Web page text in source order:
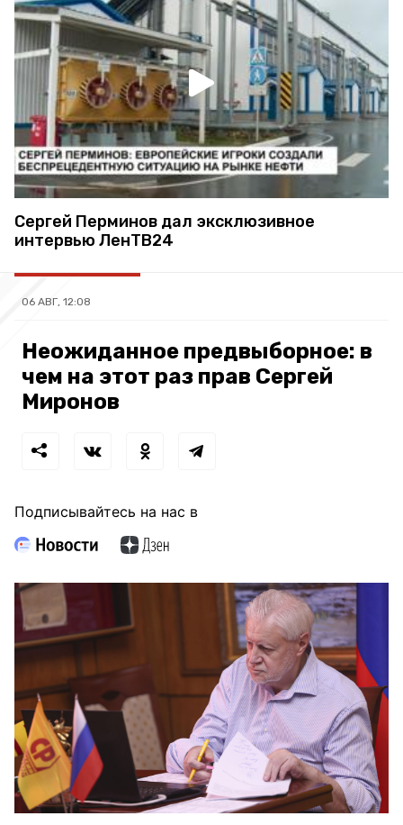
Сергей Перминов дал эксклюзивное
интервью ЛенТВ24
06 АВГ, 12:08
Неожиданное предвыборное: в
чем на этот раз прав Сергей
Миронов
Подписывайтесь на нас в